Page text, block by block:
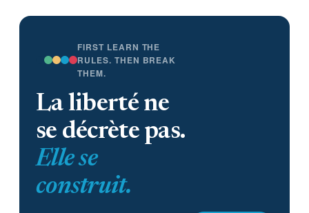
FIRST LEARN THE
RULES. THEN BREAK
THEM.
La liberté ne
se décrète pas.
Elle se
construit.